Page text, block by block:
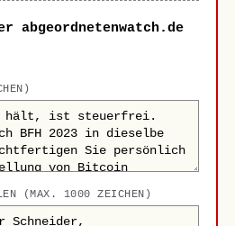
abgeordnetenwatch.de
(MAX. 1000 ZEICHEN)